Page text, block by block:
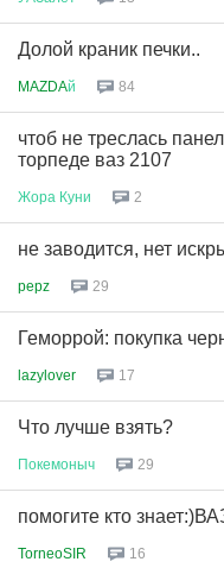
Долой краник печки..
MAZDAй 84
чтоб не треслась
торпеде ваз 2107
Жора Куни 2
не заводится, нет
pepz 29
Геморрой: покупка
lazylover 17
Что лучше взять?
Покемоныч 29
помогите кто
TorneoSIR 16